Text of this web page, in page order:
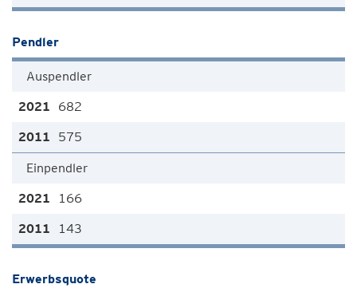
Pendler
Auspendler
682
575
Einpendler
166
143
Erwerbsquote